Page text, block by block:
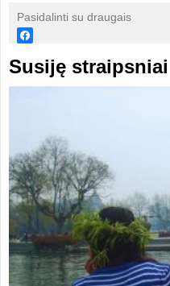
Pasidalinti su draugais
Susiję straipsniai